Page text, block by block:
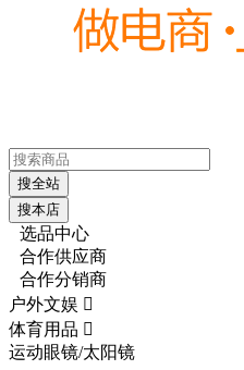
搜全站
搜本店
选品中心
合作供应商
合作分销商
户外文娱 
体育用品 
运动眼镜/太阳镜